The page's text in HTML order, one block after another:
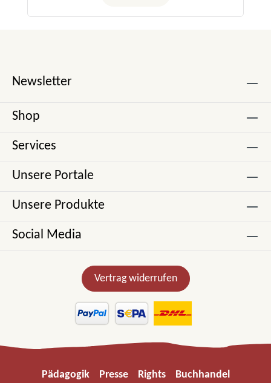
Newsletter
Shop
Services
Unsere Portale
Unsere Produkte
Social Media
Vertrag widerrufen
Pädagogik Presse Rights Buchhandel